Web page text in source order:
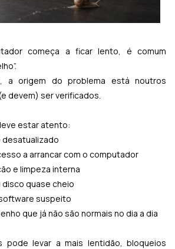
começa a ficar lento, é comum
a origem do problema está noutros
devem) ser verificados.
estar atento:
a arrancar com o computador
e limpeza interna
disco quase cheio
suspeito
que já não são normais no dia a dia
pode levar a mais lentidão, bloqueios